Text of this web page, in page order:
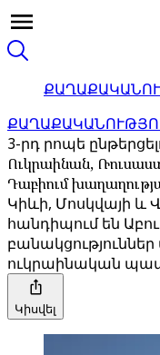
3-րդ րոպե
Ուկրաինան,
Դաբիում
Կիևի, Մոսկվայի և
հանդիպում են
բանակցություններ
ուկրաինական
Կիսվել